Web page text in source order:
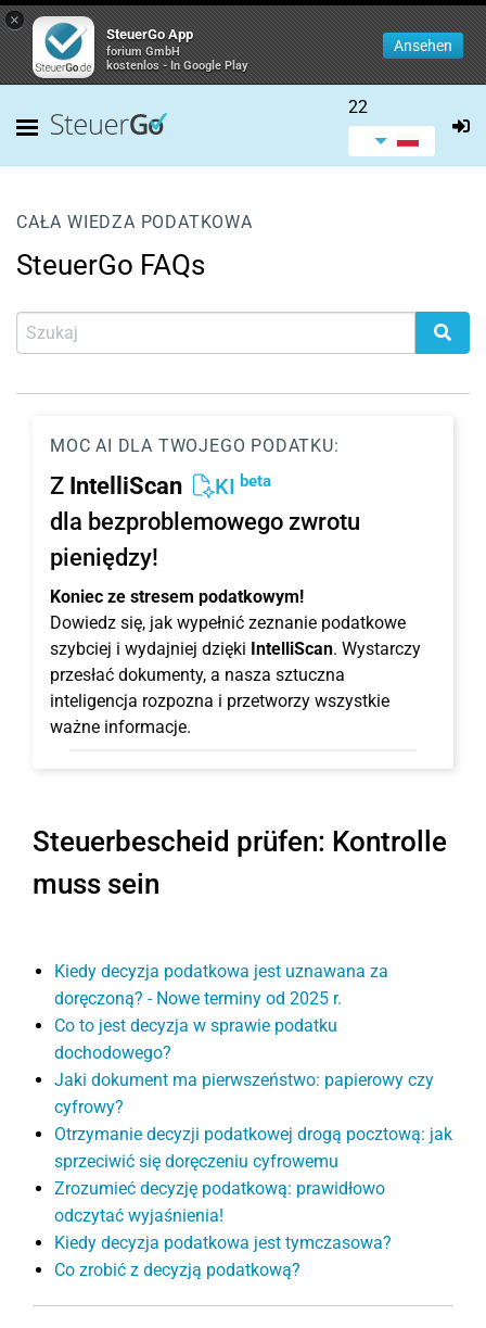
×
SteuerGo App
forium GmbH
kostenlos - In Google Play
Ansehen
22
CAŁA WIEDZA PODATKOWA
SteuerGo FAQs
MOC AI DLA TWOJEGO PODATKU:
Z IntelliScan KI beta
dla bezproblemowego zwrotu
pieniędzy!
Koniec ze stresem podatkowym!
Dowiedz się, jak wypełnić zeznanie podatkowe
szybciej i wydajniej dzięki IntelliScan. Wystarczy
przesłać dokumenty, a nasza sztuczna
inteligencja rozpozna i przetworzy wszystkie
ważne informacje.
Steuerbescheid prüfen: Kontrolle
muss sein
Kiedy decyzja podatkowa jest uznawana za
doręczoną? - Nowe terminy od 2025 r.
Co to jest decyzja w sprawie podatku
dochodowego?
Jaki dokument ma pierwszeństwo: papierowy czy
cyfrowy?
Otrzymanie decyzji podatkowej drogą pocztową: jak
sprzeciwić się doręczeniu cyfrowemu
Zrozumieć decyzję podatkową: prawidłowo
odczytać wyjaśnienia!
Kiedy decyzja podatkowa jest tymczasowa?
Co zrobić z decyzją podatkową?